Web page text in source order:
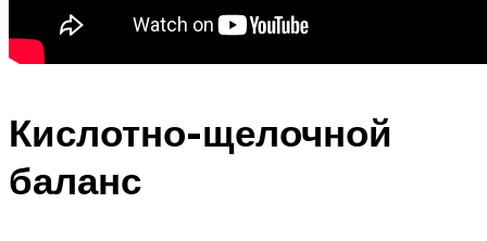
Кислотно-щелочной
баланс